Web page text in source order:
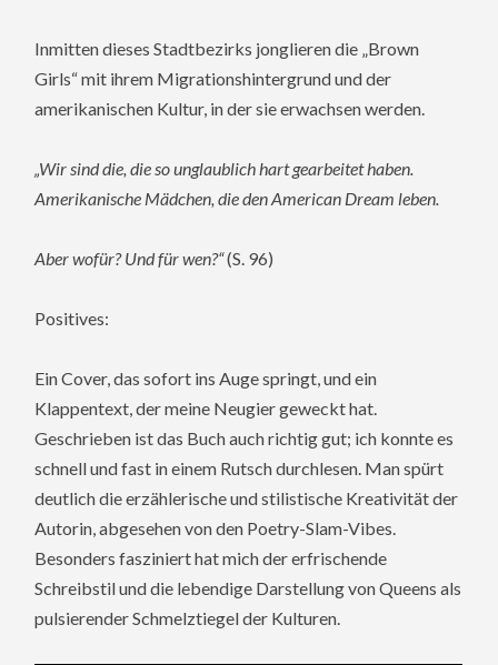
Inmitten dieses Stadtbezirks jonglieren die „Brown
Girls“ mit ihrem Migrationshintergrund und der
amerikanischen Kultur, in der sie erwachsen werden.
„Wir sind die, die so unglaublich hart gearbeitet haben.
Amerikanische Mädchen, die den American Dream leben.
Aber wofür? Und für wen?“(S. 96)
Positives:
Ein Cover, das sofort ins Auge springt, und ein
Klappentext, der meine Neugier geweckt hat.
Geschrieben ist das Buch auch richtig gut; ich konnte es
schnell und fast in einem Rutsch durchlesen. Man spürt
deutlich die erzählerische und stilistische Kreativität der
Autorin, abgesehen von den Poetry-Slam-Vibes.
Besonders fasziniert hat mich der erfrischende
Schreibstil und die lebendige Darstellung von Queens als
pulsierender Schmelztiegel der Kulturen.